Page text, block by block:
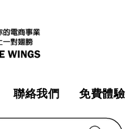
聯絡我們 免費體驗